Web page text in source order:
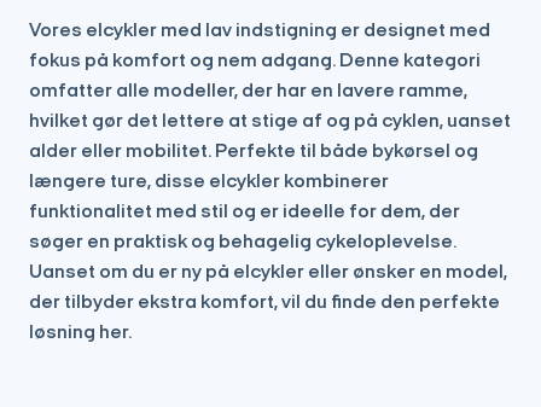
Vores elcykler med lav indstigning er designet med
fokus på komfort og nem adgang. Denne kategori
omfatter alle modeller, der har en lavere ramme,
hvilket gør det lettere at stige af og på cyklen, uanset
alder eller mobilitet. Perfekte til både bykørsel og
længere ture, disse elcykler kombinerer
funktionalitet med stil og er ideelle for dem, der
søger en praktisk og behagelig cykeloplevelse.
Uanset om du er ny på elcykler eller ønsker en model,
der tilbyder ekstra komfort, vil du finde den perfekte
løsning her.